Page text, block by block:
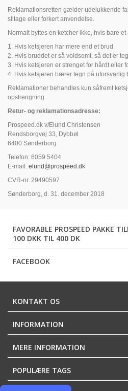
Reklamationsretten gælder udelukkende
slitage eller forkert anvendelse.
Normalt byttes en ketcher ikke, hvis bare
1. Hvis ketsjeren har mere end et brud.
2. Hvis bruddet er så voldsomt, så det er
3. Hvis ketsjeren er strenget for hårdt eller
4. Hvis ketsjeren bærer tegn på uforsvarlig
Reklamationer behandles kun såfremt
opstrengning.
Retur- og reklamationsadresse:
Prospeed.dk v/Elund Christensen
Rendsborgvej 33, Dybbøl
6400 Sønderborg
Telefon: 6059 5404
E-mail: elund@prospeed.dk
CVR-nr. 29490597
Sønderborg, d. 31. december 2018
FAVORABLE PROSPEED PAKKE
100 DKK TIL 400 DK
FACEBOOK
KONTAKT OS
INFORMATION
MERE INFORMATION
POPULÆRE TAGS